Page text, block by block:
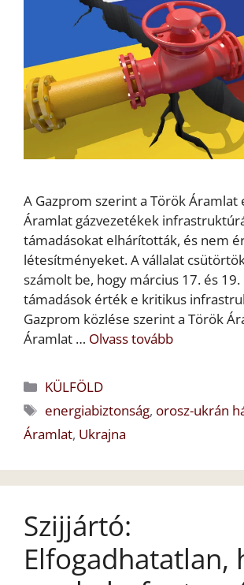
A Gazprom szerint a Török Áramlat
Áramlat gázvezetékek
támadásokat elhárították, és nem
létesítményeket. A vállalat
számolt be, hogy március 17. és
támadások érték e kritikus
Gazprom közlése szerint a Török
Áramlat … Olvass tovább
Kategória
KÜLFÖLD
Címkék
energiabiztonság, orosz-ukrán
Áramlat, Ukrajna
Szijjártó:
Elfogadhatatlan,